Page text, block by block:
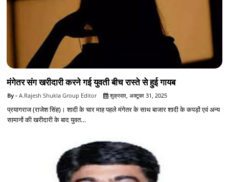
मंगेतर संग खरीदारी करने गई युवती बीच रास्ते से हुई गायब
A.Rajesh Shukla Group Editor शुक्रवार, अक्टूबर 31, 2025
प्रयागराज (राजेश सिंह)। शादी के चार माह पहले मंगेतर के साथ बाजार शादी के कपड़ों एवं अन्य
सामानों की खरीदारी के बाद युवत…